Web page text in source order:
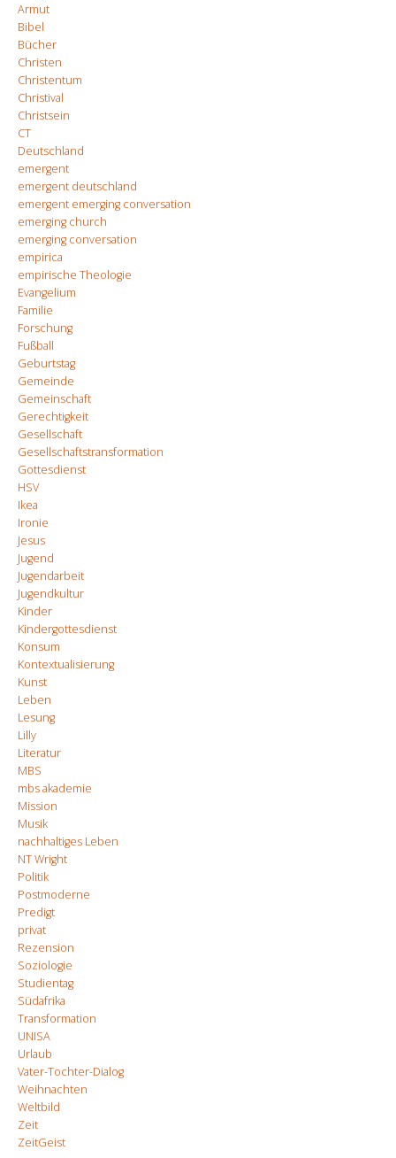
Armut
Bibel
Bücher
Christen
Christentum
Christival
Christsein
CT
Deutschland
emergent
emergent deutschland
emergent emerging conversation
emerging church
emerging conversation
empirica
empirische Theologie
Evangelium
Familie
Forschung
Fußball
Geburtstag
Gemeinde
Gemeinschaft
Gerechtigkeit
Gesellschaft
Gesellschaftstransformation
Gottesdienst
HSV
Ikea
Ironie
Jesus
Jugend
Jugendarbeit
Jugendkultur
Kinder
Kindergottesdienst
Konsum
Kontextualisierung
Kunst
Leben
Lesung
Lilly
Literatur
MBS
mbs akademie
Mission
Musik
nachhaltiges Leben
NT Wright
Politik
Postmoderne
Predigt
privat
Rezension
Soziologie
Studientag
Südafrika
Transformation
UNISA
Urlaub
Vater-Tochter-Dialog
Weihnachten
Weltbild
Zeit
ZeitGeist